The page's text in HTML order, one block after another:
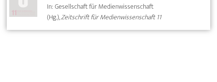
In: Gesellschaft für Medienwissenschaft
(Hg.),Zeitschrift für Medienwissenschaft 11